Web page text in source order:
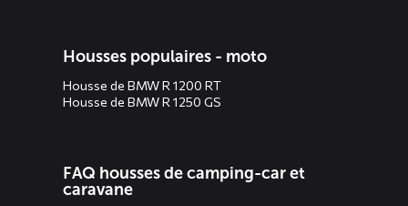
Housses populaires - moto
Housse de BMW R 1200 RT
Housse de BMW R 1250 GS
FAQ housses de camping-car et
caravane